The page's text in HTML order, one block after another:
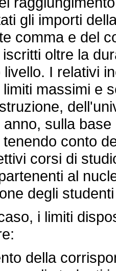
gli importi
comma e del
oltre la
I relativi
massimi e
sulla
conto
corsi di
al
degli
i limiti
della